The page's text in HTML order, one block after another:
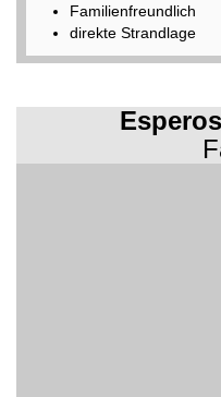
Familienfreundlich
direkte Strandlage